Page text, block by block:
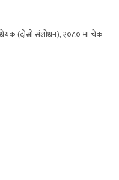
(दोस्रो संशोधन), २०८० मा चेक